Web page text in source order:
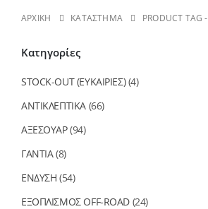
ΑΡΧΙΚΉ ΚΑΤΆΣΤΗΜΑ PRODUCT TAG -
Κατηγορίες
STOCK-OUT (ΕΥΚΑΙΡΙΕΣ) (4)
ΑΝΤΙΚΛΕΠΤΙΚΑ (66)
ΑΞΕΣΟΥΑΡ(94)
ΓΑΝΤΙΑ(8)
ΕΝΔΥΣΗ (54)
ΕΞΟΠΛΙΣΜΟΣ OFF-ROAD (24)